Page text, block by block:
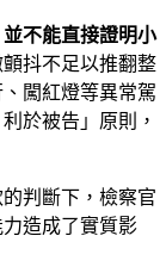
不能直接證明小
顫抖不足以推翻整
闖紅燈等異常駕
於被告」原則，
判斷下，檢察官
造成了實質影